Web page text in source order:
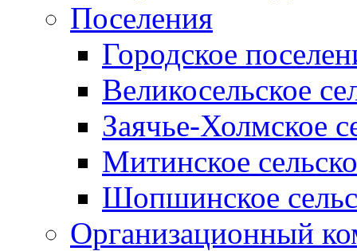
Поселения
Городское
Великосельское
Заячье-Холмское
Митинское
Шопшинское
Организационный